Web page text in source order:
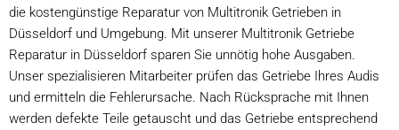
die kostengünstige Reparatur von Multitronik Getrieben in
Düsseldorf und Umgebung. Mit unserer Multitronik Getriebe
Reparatur in Düsseldorf sparen Sie unnötig hohe Ausgaben.
Unser spezialisieren Mitarbeiter prüfen das Getriebe Ihres Audis
und ermitteln die Fehlerursache. Nach Rücksprache mit Ihnen
werden defekte Teile getauscht und das Getriebe entsprechend